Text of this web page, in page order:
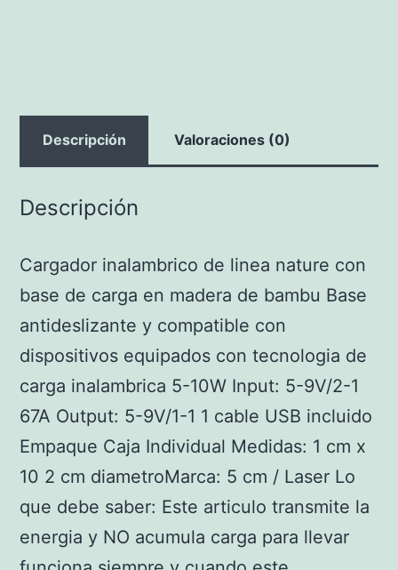
Descripción Valoraciones (0)
Descripción
Cargador inalambrico de linea nature con
base de carga en madera de bambu Base
antideslizante y compatible con
dispositivos equipados con tecnologia de
carga inalambrica 5-10W Input: 5-9V/2-1
67A Output: 5-9V/1-1 1 cable USB incluido
Empaque Caja Individual Medidas: 1 cm x
10 2 cm diametroMarca: 5 cm / Laser Lo
que debe saber: Este articulo transmite la
energia y NO acumula carga para llevar